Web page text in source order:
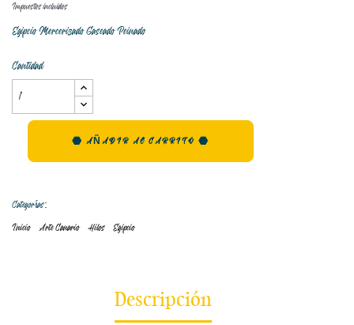
Impuestos incluidos
Egipcio Mercerizado Gaseado Peinado
Cantidad
AÑADIR AL CARRITO
Categorías:
Inicio Arte Canario Hilos Egipcio
Descripción